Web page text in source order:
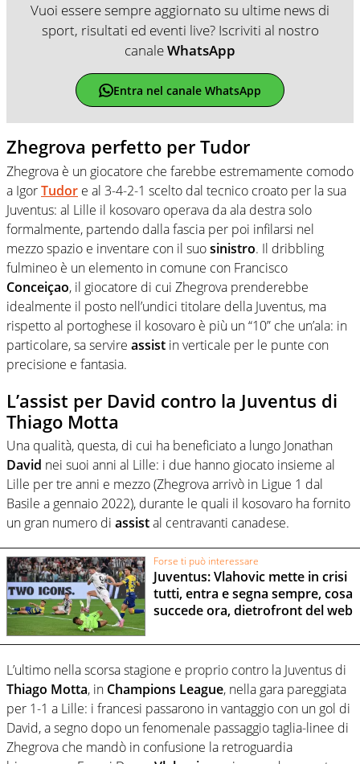
Vuoi essere sempre aggiornato su ultime news di
sport, risultati ed eventi live? Iscriviti al nostro
canaleWhatsApp
Entra nel canale WhatsApp
Zhegrova perfetto per Tudor
Zhegrova è un giocatore che farebbe estremamente comodo
a IgorTudor e al 3-4-2-1 scelto dal tecnico croato per la sua
Juventus: al Lille il kosovaro operava da ala destra solo
formalmente, partendo dalla fascia per poi infilarsi nel
mezzo spazio e inventare con il suosinistro. Il dribbling
fulmineo è un elemento in comune con Francisco
Conceiçao, il giocatore di cui Zhegrova prenderebbe
idealmente il posto nell’undici titolare della Juventus, ma
rispetto al portoghese il kosovaro è più un “10” che un’ala: in
particolare, sa servire assist in verticale per le punte con
precisione e fantasia.
L’assist per David contro la Juventus di
Thiago Motta
Una qualità, questa, di cui ha beneficiato a lungo Jonathan
David nei suoi anni al Lille: i due hanno giocato insieme al
Lille per tre anni e mezzo (Zhegrova arrivò in Ligue 1 dal
Basile a gennaio 2022), durante le quali il kosovaro ha fornito
un gran numero di assistal centravanti canadese.
Forse ti può interessare
Juventus: Vlahovic mette in crisi
tutti, entra e segna sempre, cosa
succede ora, dietrofront del web
L’ultimo nella scorsa stagione e proprio contro la Juventus di
Thiago Motta, in Champions League, nella gara pareggiata
per 1-1 a Lille: i francesi passarono in vantaggio con un gol di
David, a segno dopo un fenomenale passaggio taglia-linee di
Zhegrova che mandò in confusione la retroguardia